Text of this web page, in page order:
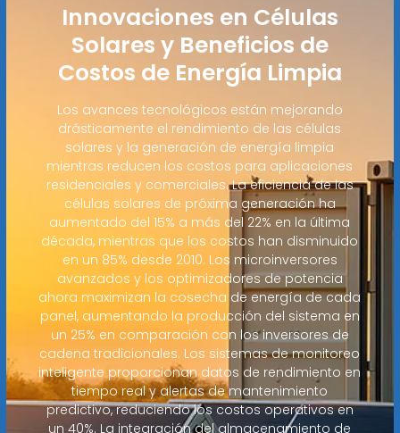
Innovaciones en Células
Solares y Beneficios de
Costos de Energía Limpia
Los avances tecnológicos están mejorando
drásticamente el rendimiento de las células
solares y la generación de energía limpia
mientras reducen los costos para aplicaciones
residenciales y comerciales. La eficiencia de las
células solares de próxima generación ha
aumentado del 15% a más del 22% en la última
década, mientras que los costos han disminuido
en un 85% desde 2010. Los microinversores
avanzados y los optimizadores de potencia
ahora maximizan la cosecha de energía de cada
panel, aumentando la producción del sistema en
un 25% en comparación con los inversores de
cadena tradicionales. Los sistemas de monitoreo
inteligente proporcionan datos de rendimiento en
tiempo real y alertas de mantenimiento
predictivo, reduciendo los costos operativos en
un 40%. La integración del almacenamiento de